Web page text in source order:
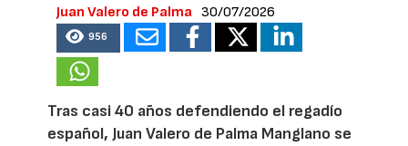
Juan Valero de Palma 30/07/2026
956
Tras casi 40 años defendiendo el regadío
español, Juan Valero de Palma Manglano se